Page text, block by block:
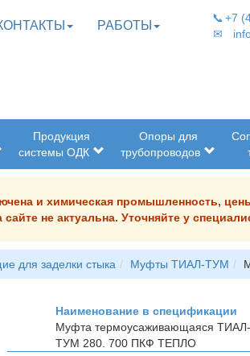
РАБОТЫ
📞
✉
+7
Продукция
системы ОДК
Опоры для
трубопроводов
и химическая промышленность,
сайте не актуальна. Уточняйте у
для заделки стыка Муфты ТИАЛ-ТУМ
Наименование в спецификации
Муфта термоусаживающаяся ТИАЛ-
ТУМ 280. 700 ПКФ ТЕПЛО